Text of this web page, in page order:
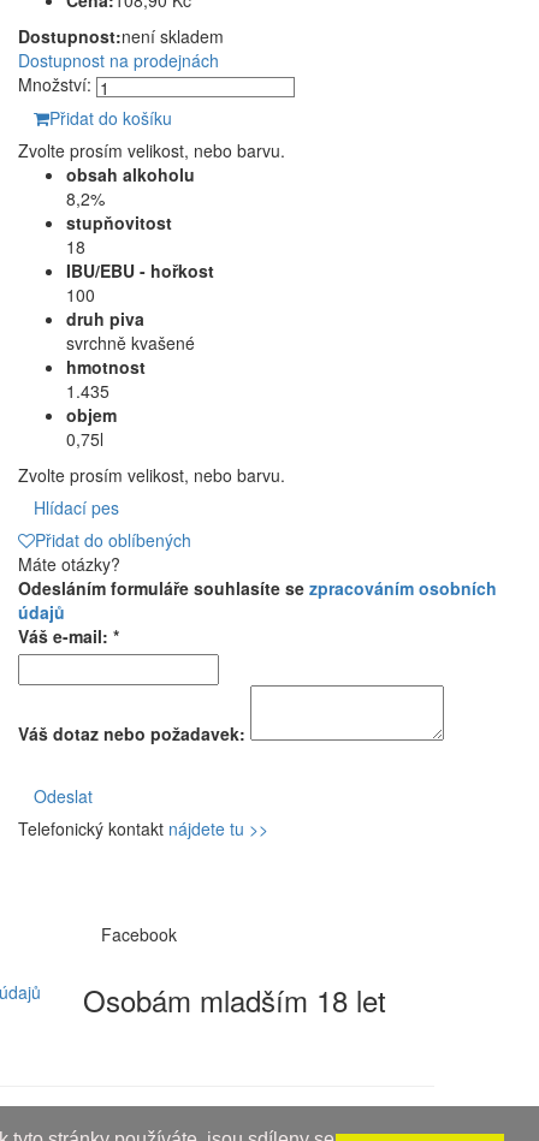
Dostupnost:není skladem
Dostupnost na prodejnách
Množství:
Přidat do košíku
Zvolte prosím velikost, nebo barvu.
obsah alkoholu
8,2%
stupňovitost
18
IBU/EBU - hořkost
100
druh piva
svrchně kvašené
hmotnost
1.435
objem
0,75l
Zvolte prosím velikost, nebo barvu.
Hlídací pes
Přidat do oblíbených
Máte otázky?
Odesláním formuláře souhlasíte se zpracováním osobních
údajů
Váš e-mail: *
Váš dotaz nebo požadavek:
Odeslat
Telefonický kontakt nájdete tu >>
Facebook
Osobám mladším 18 let